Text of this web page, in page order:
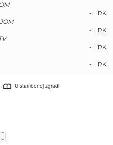
- HRK
- HRK
- HRK
- HRK
U stambenoj zgradi